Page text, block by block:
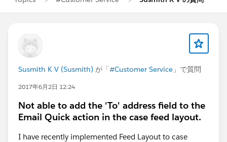
Susmith K V (Susmith) が「#Customer Service 」で質問
2017年6月2日 12:24
Not able to add the 'To' address field to the
Email Quick action in the case feed layout.
I have recently implemented Feed Layout to case